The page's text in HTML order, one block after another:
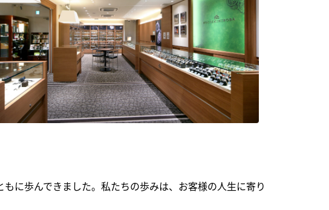
に歩んできました。私たちの歩みは、お客様の人生に寄り